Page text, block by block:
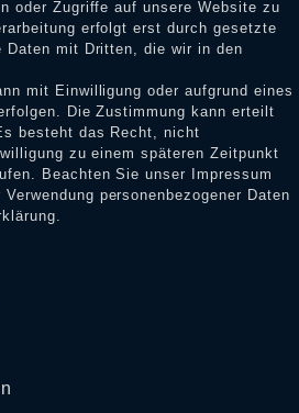
oder Zugriffe auf unsere Website zu
erfolgt erst durch gesetzte
Daten mit Dritten, die wir in den
mit Einwilligung oder aufgrund eines
Die Zustimmung kann erteilt
besteht das Recht, nicht
zu einem späteren Zeitpunkt
Beachten Sie unser
Impressum
personenbezogener Daten
.